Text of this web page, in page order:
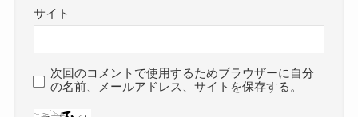
サイト
次回のコメントで使用するためブラウザーに自分
の名前、メールアドレス、サイトを保存する。